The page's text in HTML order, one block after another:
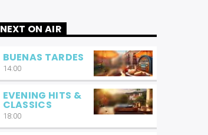
NEXT ON AIR
BUENAS TARDES
14:00
EVENING HITS &
CLASSICS
18:00